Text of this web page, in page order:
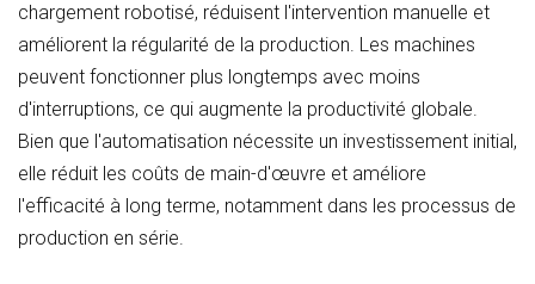
chargement robotisé, réduisent l'intervention manuelle et
améliorent la régularité de la production. Les machines
peuvent fonctionner plus longtemps avec moins
d'interruptions, ce qui augmente la productivité globale.
Bien que l'automatisation nécessite un investissement initial,
elle réduit les coûts de main-d'œuvre et améliore
l'efficacité à long terme, notamment dans les processus de
production en série.